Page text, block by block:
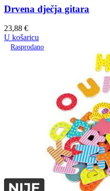
Drvena dječja gitara
23,88 €
U košaricu
Rasprodano